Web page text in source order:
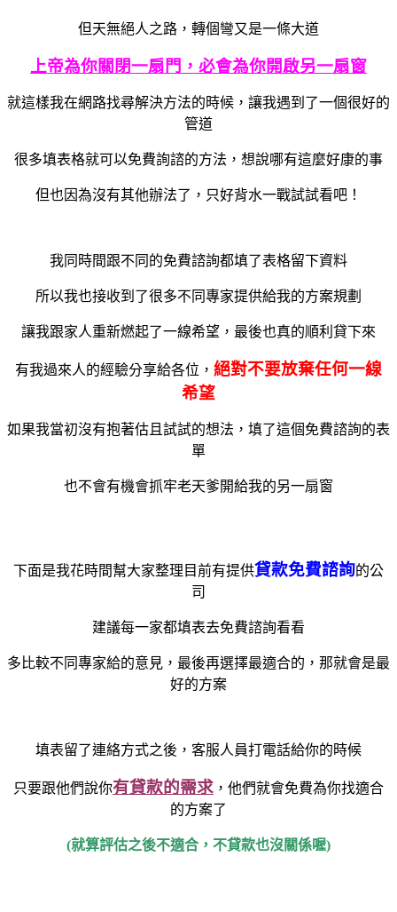
但天無絕人之路，轉個彎又是一條大道
上帝為你關閉一扇門，必會為你開啟另一扇窗
就這樣我在網路找尋解決方法的時候，讓我遇到了一個很好的
管道
很多填表格就可以免費詢諮的方法，想說哪有這麼好康的事
但也因為沒有其他辦法了，只好背水一戰試試看吧！
我同時間跟不同的免費諮詢都填了表格留下資料
所以我也接收到了很多不同專家提供給我的方案規劃
讓我跟家人重新燃起了一線希望，最後也真的順利貸下來
有我過來人的經驗分享給各位， 絕對不要放棄任何一線
希望
如果我當初沒有抱著估且試試的想法，填了這個免費諮詢的表
單
也不會有機會抓牢老天爹開給我的另一扇窗
下面是我花時間幫大家整理目前有提供貸款免費諮詢的公
司
建議每一家都填表去免費諮詢看看
多比較不同專家給的意見，最後再選擇最適合的，那就會是最
好的方案
填表留了連絡方式之後，客服人員打電話給你的時候
只要跟他們說你有貸款的需求 ，他們就會免費為你找適合
的方案了
(就算評估之後不適合，不貸款也沒關係喔)